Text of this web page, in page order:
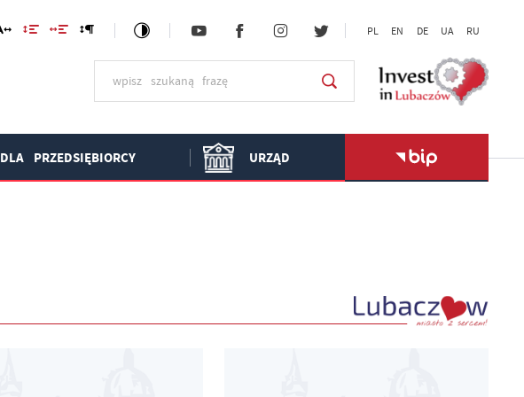
PL EN DE UA RU
DLA PRZEDSIĘBIORCY URZĄD